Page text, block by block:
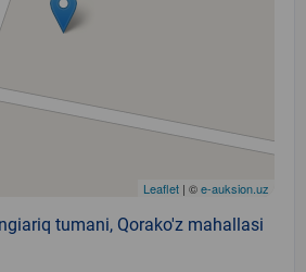
Leaflet | ©e-auksion.uz
tumani, Qorako'z mahallasi